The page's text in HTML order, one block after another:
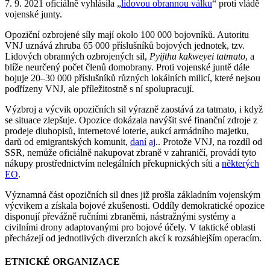
7. 9. 2021 oficiálně vyhlásila „lidovou obrannou válku“ proti vládě
vojenské junty.
Opoziční ozbrojené síly mají okolo 100 000 bojovníků. Autoritu
VNJ uznává zhruba 65 000 příslušníků bojových jednotek, tzv.
Lidových obranných ozbrojených sil, Pyijthu kakweyei tatmato, a
blíže neurčený počet členů domobrany. Proti vojenské juntě dále
bojuje 20–30 000 příslušníků různých lokálních milicí, které nejsou
podřízeny VNJ, ale příležitostně s ní spolupracují.
Výzbroj a výcvik opozičních sil výrazně zaostává za tatmato, i když
se situace zlepšuje. Opozice dokázala navýšit své finanční zdroje z
prodeje dluhopisů, internetové loterie, aukcí armádního majetku,
darů od emigrantských komunit, daní aj.. Protože VNJ, na rozdíl od
SSR, nemůže oficiálně nakupovat zbraně v zahraničí, provádí tyto
nákupy prostřednictvím nelegálních překupnických síti a některých
EO.
Významná část opozičních sil dnes již prošla základním vojenským
výcvikem a získala bojové zkušenosti. Oddíly demokratické opozice
disponují převážně ručními zbraněmi, nástražnými systémy a
civilními drony adaptovanými pro bojové účely. V taktické oblasti
přecházejí od jednotlivých diverzních akcí k rozsáhlejším operacím.
ETNICKÉ ORGANIZACE